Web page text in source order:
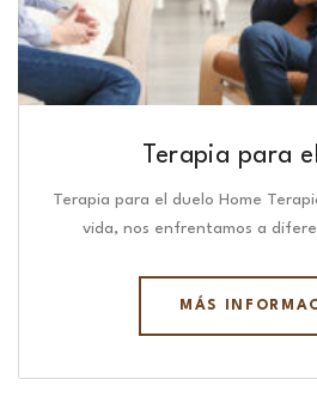
Terapia para
Terapia para el duelo Home
vida, nos enfrentamos a
MÁS